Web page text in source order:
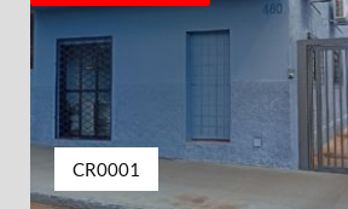
CR0001